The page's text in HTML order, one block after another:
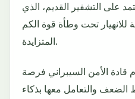
على التشفير القديم، الذي
تحت وطأة قوة الكم
المتزايدة.
قادة الأمن السيبراني فرصة
الضعف والتعامل معها بذكاء